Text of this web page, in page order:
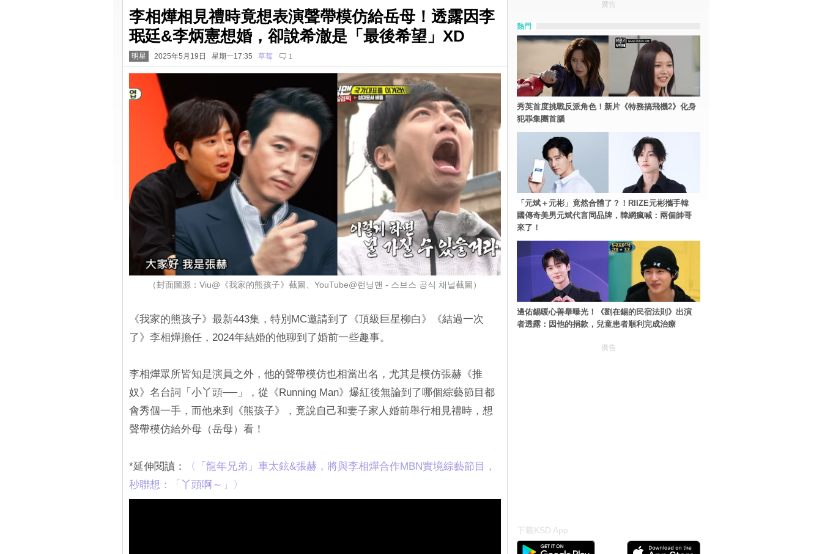
李相燁相見禮時竟想表演聲帶模仿給岳母！透露因李
珉廷&李炳憲想婚，卻說希澈是「最後希望」XD
明星 2025年5月19日 星期一17:35 草莓 1
（封面圖源：Viu@《我家的熊孩子》截圖、YouTube@런닝맨 - 스브스 공식 채널截圖）
《我家的熊孩子》最新443集，特別MC邀請到了《頂級巨星柳白》《結過一次
了》李相燁擔任，2024年結婚的他聊到了婚前一些趣事。
李相燁眾所皆知是演員之外，他的聲帶模仿也相當出名，尤其是模仿張赫《推
奴》名台詞「小丫頭──」，從《Running Man》爆紅後無論到了哪個綜藝節目都
會秀個一手，而他來到《熊孩子》，竟說自己和妻子家人婚前舉行相見禮時，想
聲帶模仿給外母（岳母）看！
*延伸閱讀：
〈「龍年兄弟」車太鉉&張赫，將與李相燁合作MBN實境綜藝節目，
秒聯想：「丫頭啊～」〉
廣告
熱門
秀英首度挑戰反派角色！新片《特務搞飛機2》化身
犯罪集團首腦
「元斌＋元彬」竟然合體了？！RIIZE元彬攜手韓
國傳奇美男元斌代言同品牌，韓網瘋喊：兩個帥哥
來了！
邊佑錫暖心善舉曝光！《劉在錫的民宿法則》出演
者透露：因他的捐款，兒童患者順利完成治療
廣告
下載KSD App